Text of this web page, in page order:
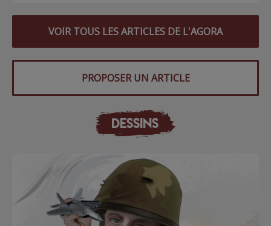
VOIR TOUS LES ARTICLES DE L'AGORA
PROPOSER UN ARTICLE
DESSINS